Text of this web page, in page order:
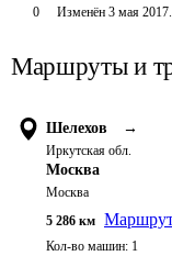
0 Изменён 3 мая 2017.
Маршруты и
Шелехов →
Иркутская обл.
Москва
Москва
5 286 км
Кол-во машин: 1